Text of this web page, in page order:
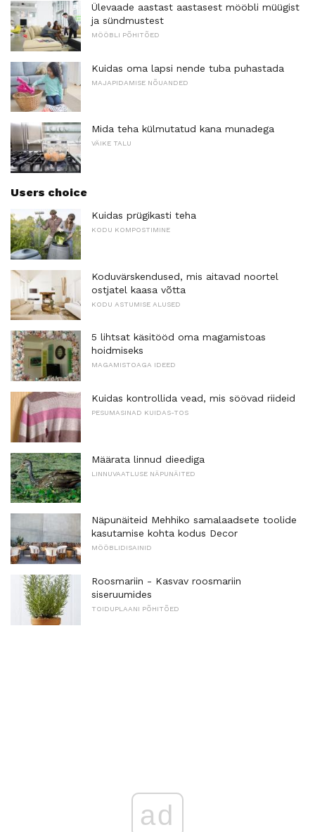
Ülevaade aastast aastasest mööbli müügist
ja sündmustest
MÖÖBLI PÕHITÕED
Kuidas oma lapsi nende tuba puhastada
MAJAPIDAMISE NÕUANDED
Mida teha külmutatud kana munadega
VÄIKE TALU
Users choice
Kuidas prügikasti teha
KODU KOMPOSTIMINE
Koduvärskendused, mis aitavad noortel
ostjatel kaasa võtta
KODU ASTUMISE ALUSED
5 lihtsat käsitööd oma magamistoas
hoidmiseks
MAGAMISTOAGA IDEED
Kuidas kontrollida vead, mis söövad riideid
PESUMASINAD KUIDAS-TOS
Määrata linnud dieediga
LINNUVAATLUSE NÄPUNÄITED
Näpunäiteid Mehhiko samalaadsete toolide
kasutamise kohta kodus Decor
MÖÖBLIDISAINID
Roosmariin - Kasvav roosmariin
siseruumides
TOIDUPLAANI PÕHITÕED
ad